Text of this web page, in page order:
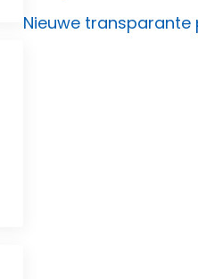
Nieuwe transparante